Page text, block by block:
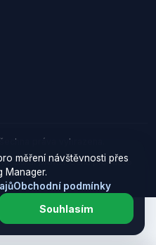
práva vyhrazena.
získat provizi. Cenu pro vás to
měření návštěvnosti přes
Manager.
Obchodní podmínky
Souhlasím